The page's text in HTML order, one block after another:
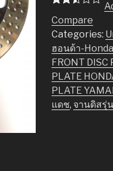
2.51
out of
5
base
d on
cust
omer
rating
s
Compare
Categories:
ฮอนด้า-
FRONT DISC
PLATE
PLATE
แดช, จานดิสรุ่